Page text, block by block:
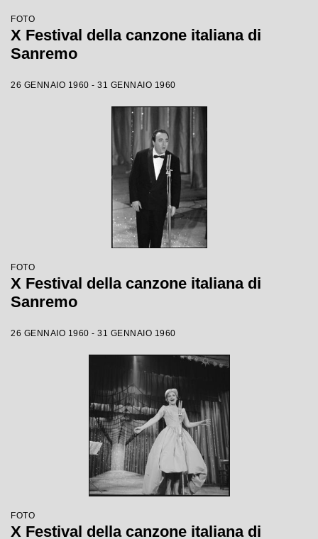
FOTO
X Festival della canzone italiana di
Sanremo
26 GENNAIO 1960 - 31 GENNAIO 1960
FOTO
X Festival della canzone italiana di
Sanremo
26 GENNAIO 1960 - 31 GENNAIO 1960
FOTO
X Festival della canzone italiana di